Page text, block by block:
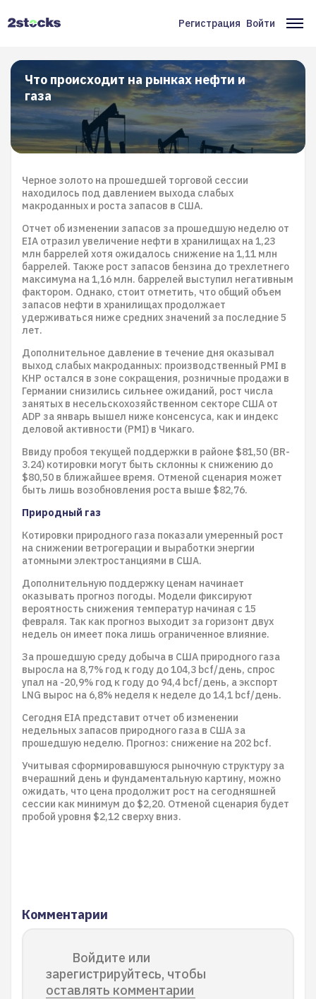
Меню
учётной
записи
пользователя
Регистрация Войти
Что происходит на рынках нефти и
газа
Черное золото на прошедшей торговой сессии
находилось под давлением выхода слабых
макроданных и роста запасов в США.
Отчет об изменении запасов за прошедшую неделю от
EIA отразил увеличение нефти в хранилищах на 1,23
млн баррелей хотя ожидалось снижение на 1,11 млн
баррелей. Также рост запасов бензина до трехлетнего
максимума на 1,16 млн. баррелей выступил негативным
фактором. Однако, стоит отметить, что общий объем
запасов нефти в хранилищах продолжает
удерживаться ниже средних значений за последние 5
лет.
Дополнительное давление в течение дня оказывал
выход слабых макроданных: производственный PMI в
КНР остался в зоне сокращения, розничные продажи в
Германии снизились сильнее ожиданий, рост числа
занятых в несельскохозяйственном секторе США от
ADP за январь вышел ниже консенсуса, как и индекс
деловой активности (PMI) в Чикаго.
Ввиду пробоя текущей поддержки в районе $81,50 (BR-
3.24) котировки могут быть склонны к снижению до
$80,50 в ближайшее время. Отменой сценария может
быть лишь возобновления роста выше $82,76.
Природный газ
Котировки природного газа показали умеренный рост
на снижении ветрогерации и выработки энергии
атомными электростанциями в США.
Дополнительную поддержку ценам начинает
оказывать прогноз погоды. Модели фиксируют
вероятность снижения температур начиная с 15
февраля. Так как прогноз выходит за горизонт двух
недель он имеет пока лишь ограниченное влияние.
За прошедшую среду добыча в США природного газа
выросла на 8,7% год к году до 104,3 bcf/день, спрос
упал на -20,9% год к году до 94,4 bcf/день, а экспорт
LNG вырос на 6,8% неделя к неделе до 14,1 bcf/день.
Сегодня EIA представит отчет об изменении
недельных запасов природного газа в США за
прошедшую неделю. Прогноз: снижение на 202 bcf.
Учитывая сформировавшуюся рыночную структуру за
вчерашний день и фундаментальную картину, можно
ожидать, что цена продолжит рост на сегодняшней
сессии как минимум до $2,20. Отменой сценария будет
пробой уровня $2,12 сверху вниз.
Комментарии
Войдите или
зарегистрируйтесь, чтобы
оставлять комментарии